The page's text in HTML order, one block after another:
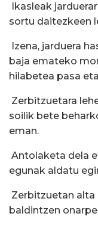
 Ikasleak
sortu daitezkeen
 Izena, jarduera
baja emateko
hilabetea pasa
 Zerbitzuetara
soilik bete
eman.
 Antolaketa dela
egunak aldatu
 Zerbitzuetan
baldintzen